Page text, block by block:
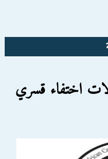
يوثق 9 حالات اختفاء قسري